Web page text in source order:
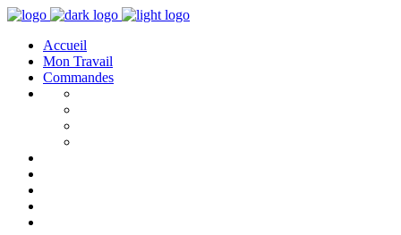
Accueil
Mon Travail
Commandes